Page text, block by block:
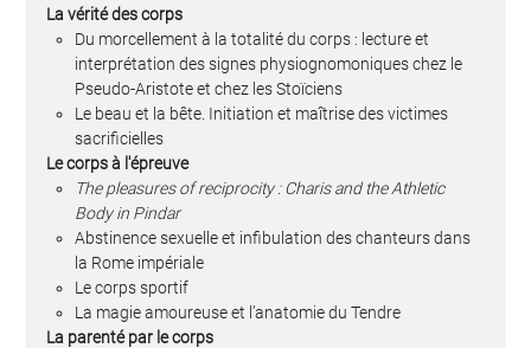
La vérité des corps
Du morcellement à la totalité du corps : lecture et
interprétation des signes physiognomoniques chez le
Pseudo-Aristote et chez les Stoïciens
Le beau et la bête. Initiation et maîtrise des victimes
sacrificielles
Le corps à l'épreuve
The pleasures of reciprocity : Charis and the Athletic
Body in Pindar
Abstinence sexuelle et infibulation des chanteurs dans
la Rome impériale
Le corps sportif
La magie amoureuse et l’anatomie du Tendre
La parenté par le corps